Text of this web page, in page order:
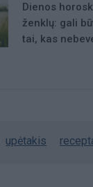
Dienos
ženklų: gali
tai, kas
upėtakis